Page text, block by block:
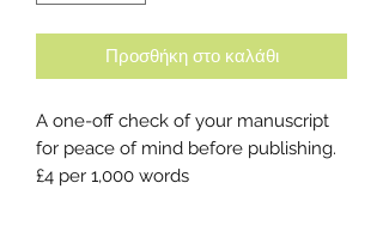
Προσθήκη στο καλάθι
A one-off check of your manuscript
for peace of mind before publishing.
£4 per 1,000 words